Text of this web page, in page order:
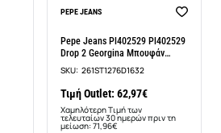
-13%
PEPE JEANS
Pepe Jeans Pl402529 Pl402529
Drop 2 Georgina Μπουφάν
Γυναικείο
SKU: 261ST1276D1632
Τιμή Outlet: 62,97€
Χαμηλότερη Τιμή των
τελευταίων 30 ημερών πριν τη
μείωση: 71,96€